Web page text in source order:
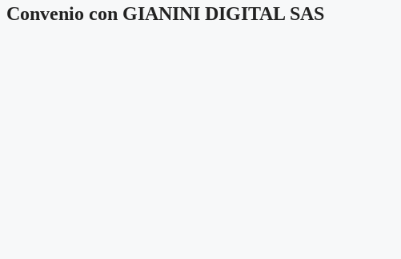
Convenio con GIANINI DIGITAL SAS